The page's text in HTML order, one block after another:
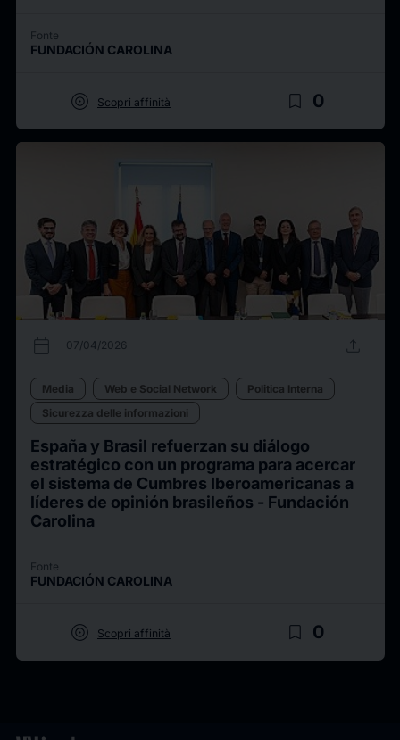
Fonte
FUNDACIÓN CAROLINA
target Scopri affinità bookmark_border 0
calendar_today 07/04/2026 upload
Media Web e Social Network
Politica Interna
Sicurezza delle informazioni
España y Brasil refuerzan su diálogo
estratégico con un programa para acercar
el sistema de Cumbres Iberoamericanas a
líderes de opinión brasileños - Fundación
Carolina
Fonte
FUNDACIÓN CAROLINA
target Scopri affinità bookmark_border 0